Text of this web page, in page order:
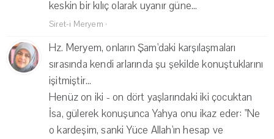
keskin bir kılıç olarak uyanır güne...
Siret-i Meryem ·
Hz. Meryem, onların Şam'daki karşılaşmaları
sırasında kendi arlarında şu şekilde konuştuklarını
işitmiştir...
Henüz on iki - on dört yaşlarındaki iki çocuktan
İsa, gülerek konuşunca Yahya onu ikaz eder: "Ne
o kardeşim, sanki Yüce Allah'ın hesap ve